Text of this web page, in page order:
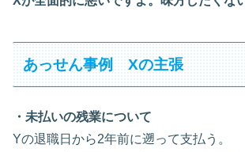
あっせん事例 Xの主張
・未払いの残業について
Yの退職日から2年前に遡って支払う。